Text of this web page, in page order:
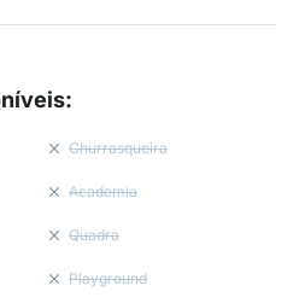
:
Churrasqueira
Academia
Quadra
Playground